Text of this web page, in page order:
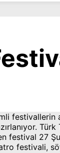
festivallerin
Türk
festival 27
festivali,